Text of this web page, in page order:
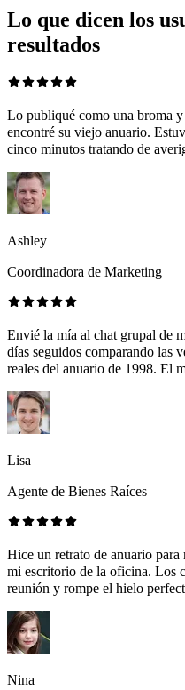
Lo que dicen los
resultados
Lo publiqué como una broma
encontré su viejo anuario.
cinco minutos tratando de
Ashley
Coordinadora de Marketing
Envié la mía al chat grupal de
días seguidos comparando las
reales del anuario de 1998. El
Lisa
Agente de Bienes Raíces
Hice un retrato de anuario
mi escritorio de la oficina. Los
reunión y rompe el hielo
Nina